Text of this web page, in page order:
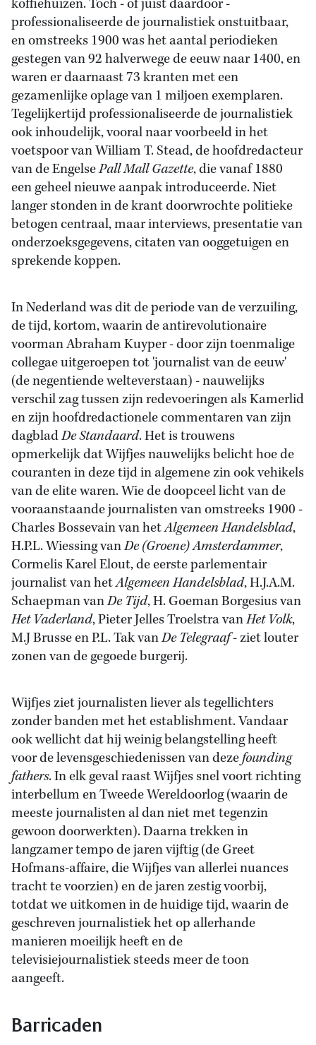
koffiehuizen. Toch - of juist daardoor -
professionaliseerde de journalistiek onstuitbaar,
en omstreeks 1900 was het aantal periodieken
gestegen van 92 halverwege de eeuw naar 1400, en
waren er daarnaast 73 kranten met een
gezamenlijke oplage van 1 miljoen exemplaren.
Tegelijkertijd professionaliseerde de journalistiek
ook inhoudelijk, vooral naar voorbeeld in het
voetspoor van William T. Stead, de hoofdredacteur
van de EngelsePall Mall Gazette, die vanaf 1880
een geheel nieuwe aanpak introduceerde. Niet
langer stonden in de krant doorwrochte politieke
betogen centraal, maar interviews, presentatie van
onderzoeksgegevens, citaten van ooggetuigen en
sprekende koppen.
In Nederland was dit de periode van de verzuiling,
de tijd, kortom, waarin de antirevolutionaire
voorman Abraham Kuyper - door zijn toenmalige
collegae uitgeroepen tot 'journalist van de eeuw'
(de negentiende welteverstaan) - nauwelijks
verschil zag tussen zijn redevoeringen als Kamerlid
en zijn hoofdredactionele commentaren van zijn
dagbladDe Standaard.Het is trouwens
opmerkelijk dat Wijfjes nauwelijks belicht hoe de
couranten in deze tijd in algemene zin ook vehikels
van de elite waren. Wie de doopceel licht van de
vooraanstaande journalisten van omstreeks 1900 -
Charles Bossevain van hetAlgemeen Handelsblad,
H.P.L. Wiessing vanDe (Groene) Amsterdammer,
Cormelis Karel Elout, de eerste parlementair
journalist van hetAlgemeen Handelsblad, H.J.A.M.
Schaepman vanDe Tijd, H. Goeman Borgesius van
Het Vaderland, Pieter Jelles Troelstra vanHet Volk,
M.J Brusse en P.L. Tak vanDe Telegraaf- ziet louter
zonen van de gegoede burgerij.
Wijfjes ziet journalisten liever als tegellichters
zonder banden met het establishment. Vandaar
ook wellicht dat hij weinig belangstelling heeft
voor de levensgeschiedenissen van dezefounding
fathers. In elk geval raast Wijfjes snel voort richting
interbellum en Tweede Wereldoorlog (waarin de
meeste journalisten al dan niet met tegenzin
gewoon doorwerkten). Daarna trekken in
langzamer tempo de jaren vijftig (de Greet
Hofmans-affaire, die Wijfjes van allerlei nuances
tracht te voorzien) en de jaren zestig voorbij,
totdat we uitkomen in de huidige tijd, waarin de
geschreven journalistiek het op allerhande
manieren moeilijk heeft en de
televisiejournalistiek steeds meer de toon
aangeeft.
Barricaden